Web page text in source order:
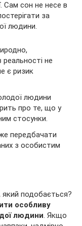
. Сам сон не несе в
за
людини.
не
є ризик
людини
про те, що у
стосунки.
передбачати
з особистим
подобається?
особливу
людини. Якщо